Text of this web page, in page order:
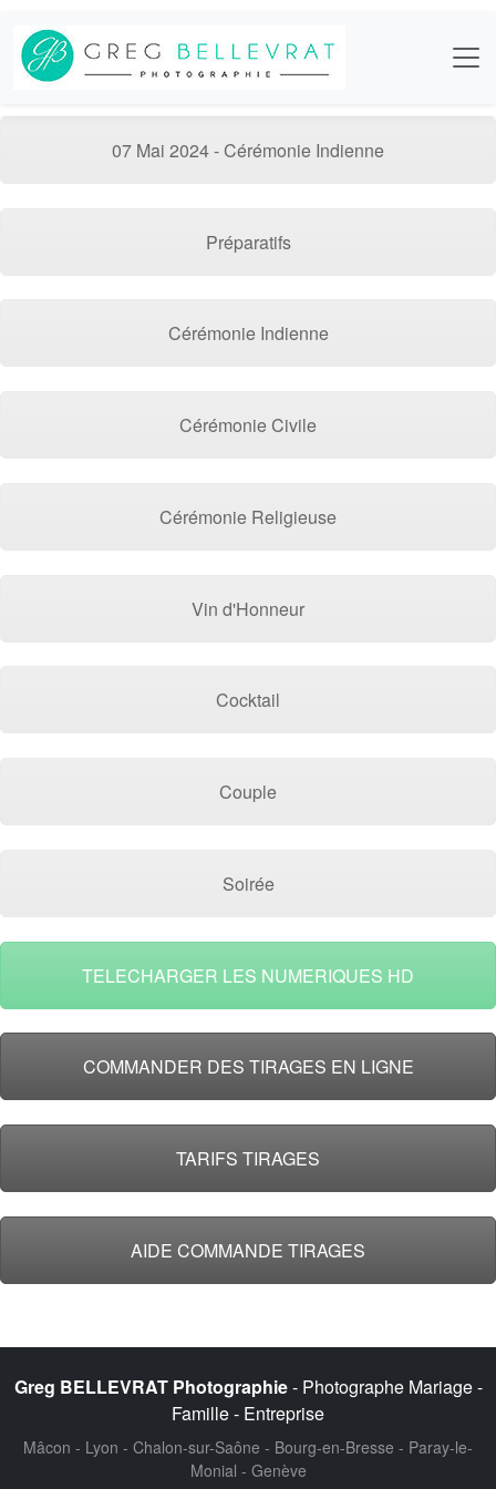
07 Mai 2024 - Cérémonie Indienne
Préparatifs
Cérémonie Indienne
Cérémonie Civile
Cérémonie Religieuse
Vin d'Honneur
Cocktail
Couple
Soirée
TELECHARGER LES NUMERIQUES HD
COMMANDER DES TIRAGES EN LIGNE
TARIFS TIRAGES
AIDE COMMANDE TIRAGES
Greg BELLEVRAT Photographie- Photographe Mariage -
Famille - Entreprise
Mâcon - Lyon - Chalon-sur-Saône - Bourg-en-Bresse - Paray-le-
Monial - Genève